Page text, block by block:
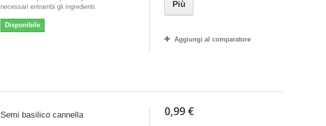
necessari entrambi gli ingredienti.
Disponibile
Più
Aggiungi al comparatore
Semi basilico cannella 0,99 €